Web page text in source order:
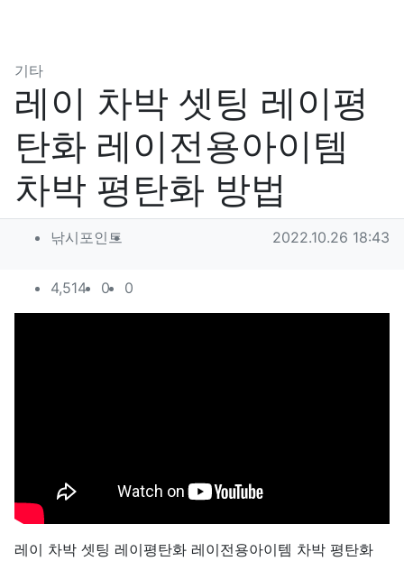
기타분류
레이 차박 셋팅 레이평
탄화 레이전용아이템
차박 평탄화 방법
작성자 정보
낚시포인트 작성일
2022.10.26 18:43
컨텐츠 정보
4,514조회
0추천
0
레이 차박 셋팅 레이평탄화 레이전용아이템 차박 평탄화